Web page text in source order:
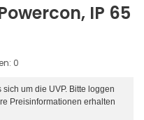
IP 65
0
um die UVP. Bitte loggen
Preisinformationen erhalten